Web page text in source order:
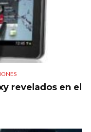
revelados en el